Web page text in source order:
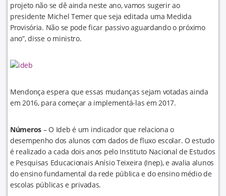
projeto não se dê ainda neste ano, vamos sugerir ao
presidente Michel Temer que seja editada uma Medida
Provisória. Não se pode ficar passivo aguardando o próximo
ano”, disse o ministro.
Mendonça espera que essas mudanças sejam votadas ainda
em 2016, para começar a implementá-las em 2017.
Números – O Ideb é um indicador que relaciona o
desempenho dos alunos com dados de fluxo escolar. O estudo
é realizado a cada dois anos pelo Instituto Nacional de Estudos
e Pesquisas Educacionais Anísio Teixeira (Inep), e avalia alunos
do ensino fundamental da rede pública e do ensino médio de
escolas públicas e privadas.